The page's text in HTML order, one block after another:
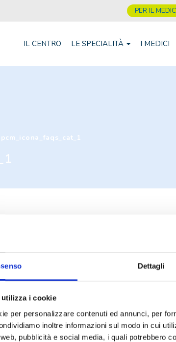
Dettagli
i cookie
per personalizzare contenuti ed annunci, per
inoltre informazioni sul modo in cui
pubblicità e social media, i quali potrebbero
PER IL
IL CENTRO LE SPECIALITÀ I MEDICI
pcm_icona_faqs_cat_1